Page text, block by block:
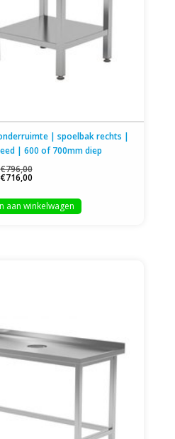
| spoelbak rechts |
| 600 of 700mm diep
€796,00
€716,00
aan winkelwagen